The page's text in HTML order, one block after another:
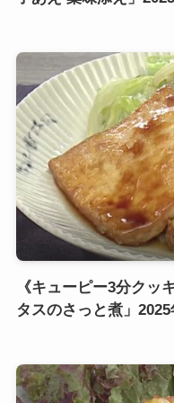
《キューピー3分クッ
タスのさっと煮」2025